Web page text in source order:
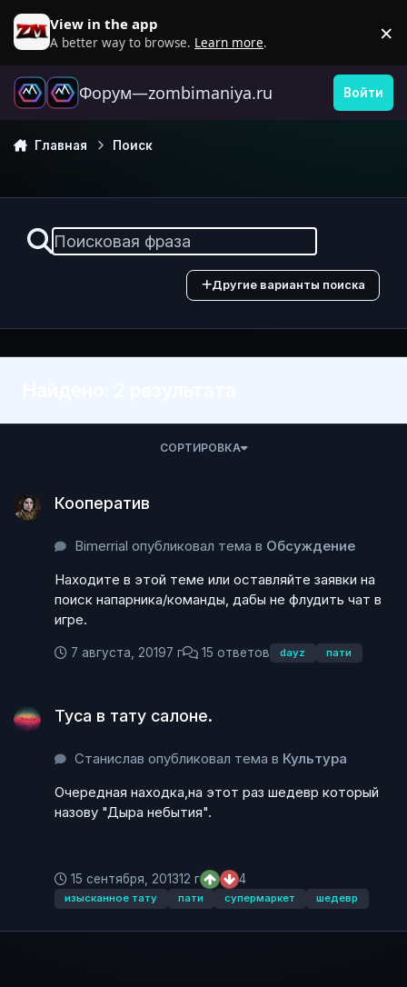
Перейти к содержанию
View in the app
A better way to browse. Learn more. ×
Форум—zombimaniya.ru Войти
Главная Поиск
Другие варианты поиска
СОРТИРОВКА
Кооператив
Bimerrial опубликовал тема в Обсуждение
Находите в этой теме или оставляйте заявки на
поиск напарника/команды, дабы не флудить чат в
игре.
7 августа, 20197 г 15 ответов dayz пати
Туса в тату салоне.
Станислав опубликовал тема в Культура
Очередная находка,на этот раз шедевр который
назову "Дыра небытия".
15 сентября, 201312 г 4
изысканное тату пати супермаркет шедевр